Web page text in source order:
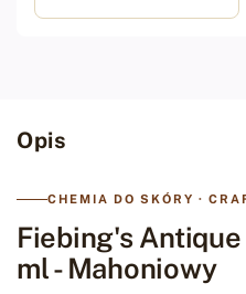
Opis
CHEMIA DO SKÓRY ·
Fiebing's
ml - Mahoniowy